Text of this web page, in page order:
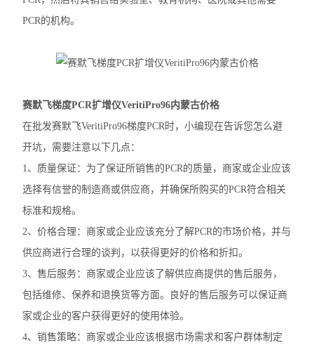
赛默飞MiniAmpPlus PCR仪
赛默飞MiniAmp普通PCR仪
赛默飞Countess™ 3细胞计数仪
赛默飞Countess™ 3FL细胞计数仪
光度计
凝胶成像系统
酶标仪
PCR的机构。
赛默飞梯度PCR扩增仪VeritiPro96内蒙古价格
在批发赛默飞VeritiPro96梯度PCR时，小编现在告诉您怎么避
开坑，需要注意以下几点：
1、质量保证：为了保证所销售的PCR的质量，商家或企业应该
选择有信誉的制造商或供应商，并确保所购买的PCR符合相关
标准和规格。
2、价格合理：商家或企业应该充分了解PCR的市场价格，并与
供应商进行合理的谈判，以获得更好的价格和折扣。
3、售后服务：商家或企业应该了解供应商提供的售后服务，
包括维修、保养和退换货等方面。良好的售后服务可以保证商
家或企业的客户获得更好的使用体验。
4、销售策略：商家或企业应该根据市场需求和客户群体制定